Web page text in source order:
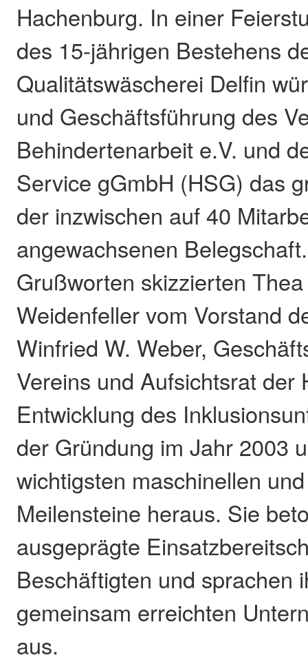
Hachenburg. In einer
des 15-jährigen Bestehens
Qualitätswäscherei Delfin
und Geschäftsführung des
Behindertenarbeit e.V. und
Service gGmbH (HSG) das
der inzwischen auf 40
angewachsenen
Grußworten skizzierten
Weidenfeller vom Vorstand
Winfried W. Weber,
Vereins und Aufsichtsrat der
Entwicklung des
der Gründung im Jahr 2003
wichtigsten maschinellen
Meilensteine heraus. Sie
ausgeprägte
Beschäftigten und sprachen
gemeinsam erreichten
aus.